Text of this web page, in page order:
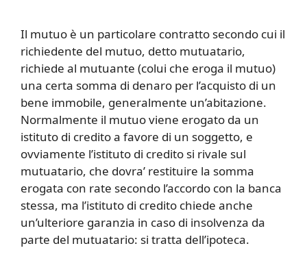
Il mutuo è un particolare contratto secondo cui il
richiedente del mutuo, detto mutuatario,
richiede al mutuante (colui che eroga il mutuo)
una certa somma di denaro per l’acquisto di un
bene immobile, generalmente un’abitazione.
Normalmente il mutuo viene erogato da un
istituto di credito a favore di un soggetto, e
ovviamente l’istituto di credito si rivale sul
mutuatario, che dovra’ restituire la somma
erogata con rate secondo l’accordo con la banca
stessa, ma l’istituto di credito chiede anche
un’ulteriore garanzia in caso di insolvenza da
parte del mutuatario: si tratta dell’ipoteca.